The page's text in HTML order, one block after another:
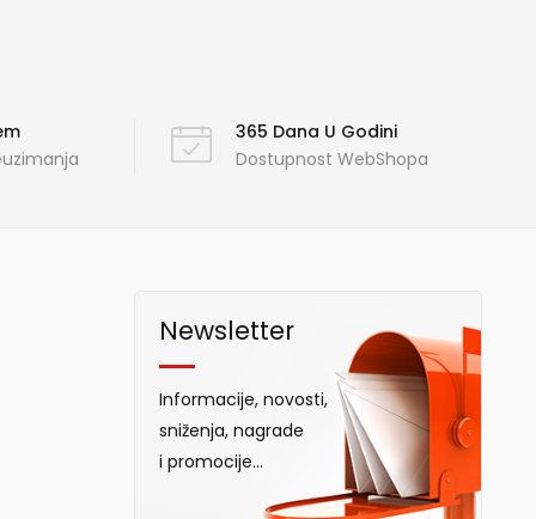
365 Dana U Godini
Dostupnost WebShopa
Newsletter
Informacije, novosti,
sniženja, nagrade
i promocije...